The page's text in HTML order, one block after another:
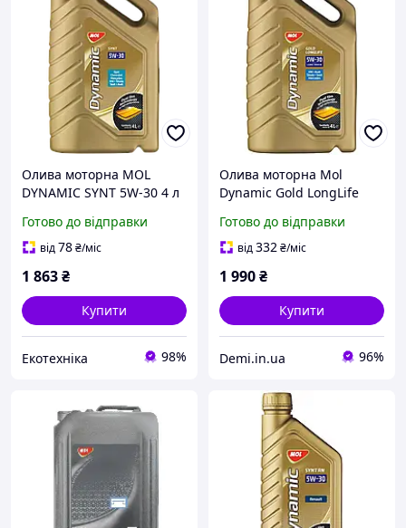
Олива моторна MOL
DYNAMIC SYNT 5W-30 4 л
Готово до відправки
від78₴/міс
1 863₴
Купити
Екотехніка 98%
Олива моторна Mol
Dynamic Gold LongLife
Імпульс Авто Арт.260077
Готово до відправки
від332₴/міс
1 990₴
Купити
Demi.in.ua 96%